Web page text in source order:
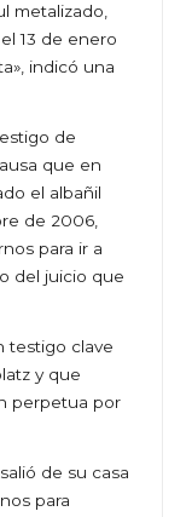
metalizado,
13 de enero
indicó una
de
que en
el albañil
de 2006,
para ir a
del juicio que
testigo clave
y que
perpetua por
de su casa
para